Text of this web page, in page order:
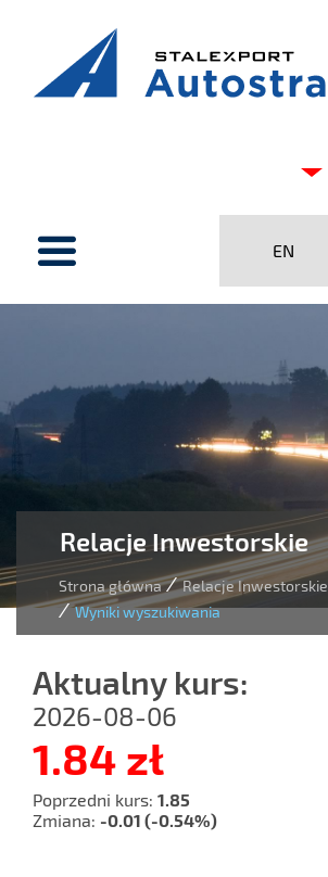
Stalexport
Autostrady
SA
EN
Relacje Inwestorskie
Strona główna/ Relacje Inwestorskie
/ Wyniki wyszukiwania
Aktualny kurs:
2026-08-06
1.84 zł
Poprzedni kurs 1.85
Zmiana -0.01 (-0.54%)